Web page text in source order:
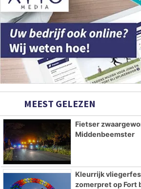
MEEST GELEZEN
Fietser
Middenbeemster
Kleurrijk
zomerpret op Fort